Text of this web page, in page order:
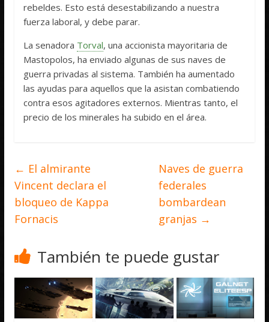
rebeldes. Esto está desestabilizando a nuestra
fuerza laboral, y debe parar.
La senadora Torval, una accionista mayoritaria de
Mastopolos, ha enviado algunas de sus naves de
guerra privadas al sistema. También ha aumentado
las ayudas para aquellos que la asistan combatiendo
contra esos agitadores externos. Mientras tanto, el
precio de los minerales ha subido en el área.
← El almirante
Vincent declara el
bloqueo de Kappa
Fornacis
Naves de guerra
federales
bombardean
granjas →
También te puede gustar